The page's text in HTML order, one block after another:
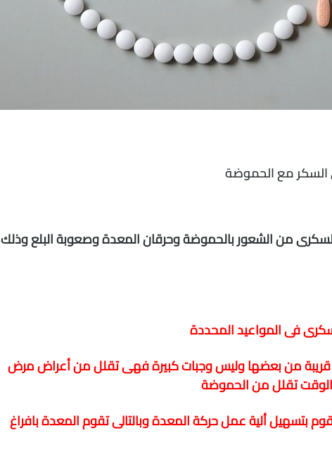
مع الحموضة
من الشعور بالحموضة وحرقان المعدة وصعوبة البلع وذلك
فى المواعيد المحددة
قريبة من بعضها وليس وجبات كبيرة فهى تقلل من أعراض مرض
تقلل من الحموضة
بتسهيل ألية عمل حركة المعدة وبالتالى تقوم المعدة بافراغ